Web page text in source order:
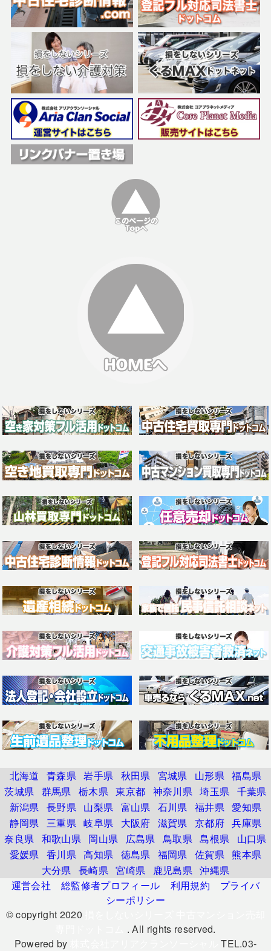
北海道 青森県 岩手県 秋田県 宮城県 山形県 福島県
茨城県 群馬県 栃木県 東京都 神奈川県 埼玉県 千葉県
新潟県 長野県 山梨県 富山県 石川県 福井県 愛知県
静岡県 三重県 岐阜県 大阪府 滋賀県 京都府 兵庫県
奈良県 和歌山県 岡山県 広島県 鳥取県 島根県
山口県
愛媛県 香川県 高知県 徳島県 福岡県 佐賀県 熊本県
大分県 長崎県 宮崎県 鹿児島県 沖縄県
運営会社
総監修者プロフィール 利用規約
プライバ
シーポリシー
© copyright 2020
. All rights reserved.
Powered by
TEL.03-